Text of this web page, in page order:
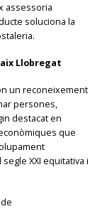
assessoria
soluciona la
Llobregat
un reconeixement
persones,
destacat en
que
XXI equitativa i